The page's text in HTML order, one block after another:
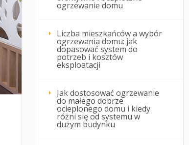
ogrzewanie domu
Liczba mieszkańców a wybór
ogrzewania domu: jak
dopasować system do
potrzeb i kosztów
eksploatacji
Jak dostosować ogrzewanie
do małego dobrze
ocieplonego domu i kiedy
różni się od systemu w
dużym budynku